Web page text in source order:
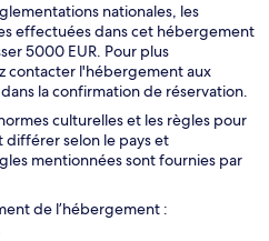
nationales, les
effectuées dans cet hébergement
5000 EUR. Pour plus
contacter l'hébergement aux
la confirmation de réservation.
culturelles et les règles pour
différer selon le pays et
mentionnées sont fournies par
de l’hébergement :